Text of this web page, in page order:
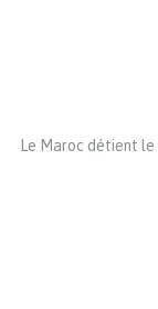
Le Maroc détient